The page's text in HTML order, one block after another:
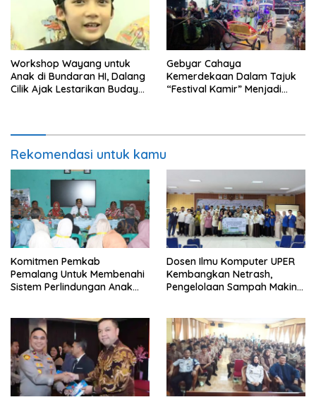
Workshop Wayang untuk
Anak di Bundaran HI, Dalang
Cilik Ajak Lestarikan Budaya
Gebyar Cahaya
Kemerdekaan Dalam Tajuk
“Festival Kamir” Menjadi
Rekomendasi untuk kamu
Komitmen Pemkab
Pemalang Untuk Membenahi
Sistem Perlindungan Anak
Dosen Ilmu Komputer UPER
Kembangkan Netrash,
Pengelolaan Sampah Makin